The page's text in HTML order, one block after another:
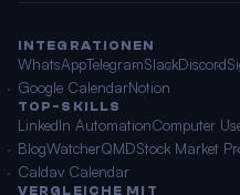
INTEGRATIONEN
WhatsAppTelegramSlackDiscord
Google CalendarNotion
TOP-SKILLS
LinkedIn AutomationComputer
BlogWatcherQMDStock Market
Caldav Calendar
VERGLEICHE MIT